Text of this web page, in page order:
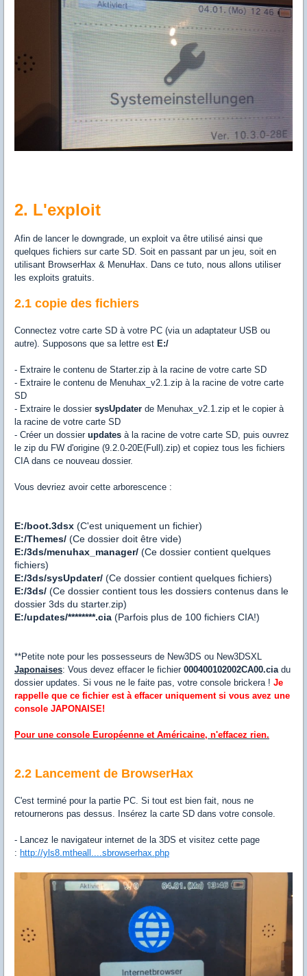
2. L'exploit
Afin de lancer le downgrade, un exploit va être utilisé ainsi que
quelques fichiers sur carte SD. Soit en passant par un jeu, soit en
utilisant BrowserHax & MenuHax. Dans ce tuto, nous allons utiliser
les exploits gratuits.
2.1 copie des fichiers
Connectez votre carte SD à votre PC (via un adaptateur USB ou
autre). Supposons que sa lettre est E:/
- Extraire le contenu de Starter.zip à la racine de votre carte SD
- Extraire le contenu de Menuhax_v2.1.zip à la racine de votre carte
SD
- Extraire le dossier sysUpdater de Menuhax_v2.1.zip et le copier à
la racine de votre carte SD
- Créer un dossier updates à la racine de votre carte SD, puis ouvrez
le zip du FW d'origine (9.2.0-20E(Full).zip) et copiez tous les fichiers
CIA dans ce nouveau dossier.
Vous devriez avoir cette arborescence :
E:/boot.3dsx (C'est uniquement un fichier)
E:/Themes/ (Ce dossier doit être vide)
E:/3ds/menuhax_manager/ (Ce dossier contient quelques
fichiers)
E:/3ds/sysUpdater/ (Ce dossier contient quelques fichiers)
E:/3ds/ (Ce dossier contient tous les dossiers contenus dans le
dossier 3ds du starter.zip)
E:/updates/********.cia (Parfois plus de 100 fichiers CIA!)
**Petite note pour les possesseurs de New3DS ou New3DSXL
Japonaises: Vous devez effacer le fichier 000400102002CA00.cia du
dossier updates. Si vous ne le faite pas, votre console brickera ! Je
rappelle que ce fichier est à effacer uniquement si vous avez une
console JAPONAISE!
Pour une console Européenne et Américaine, n'effacez rien.
2.2 Lancement de BrowserHax
C'est terminé pour la partie PC. Si tout est bien fait, nous ne
retournerons pas dessus. Insérez la carte SD dans votre console.
- Lancez le navigateur internet de la 3DS et visitez cette page
: http://yls8.mtheall....sbrowserhax.php